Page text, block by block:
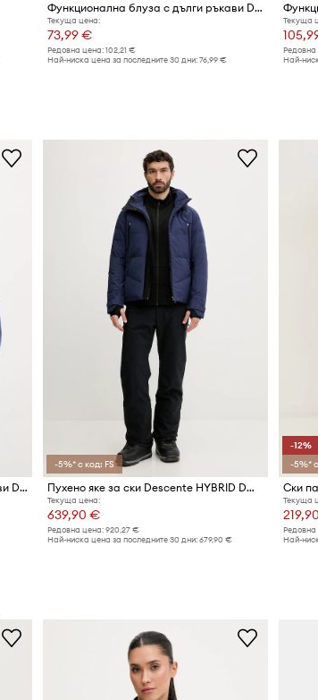
Функционална блуза с дълги ръкави Descente BASE LAYER TOP
Текуща цена:
73,99 €
Редовна цена: 102,21 €
Най-ниска цена за последните 30 дни: 76,99 €
Текуща
Редовна
Най-
Функционална блуза с дълги ръкави Descente CHEST LOGO T-NECK
-5%* с код: FS
Пухено яке за ски Descente HYBRID DOWN JACKET
Текуща цена:
639,90 €
Редовна цена: 920,27 €
Най-ниска цена за последните 30 дни: 679,90 €
-12%
-5%*
Ски
Текуща
Редовна
Най-